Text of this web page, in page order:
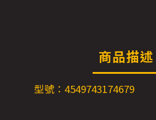
商品描述
型號：4549743174679